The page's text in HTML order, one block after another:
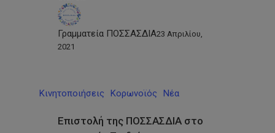
Γραμματεία ΠΟΣΣΑΣΔΙΑ23 Απριλίου,
2021
Κινητοποιήσεις Κορωνοϊός Νέα
Επιστολή της ΠΟΣΣΑΣΔΙΑ στο